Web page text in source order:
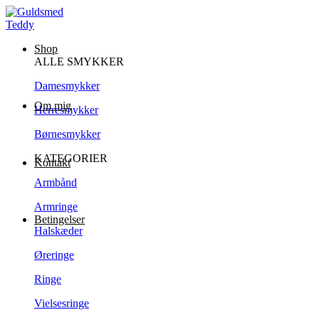
Shop
ALLE SMYKKER
Damesmykker
Herresmykker
Børnesmykker
KATEGORIER
Armbånd
Armringe
Halskæder
Øreringe
Ringe
Vielsesringe
Om mig
Kontakt
Betingelser